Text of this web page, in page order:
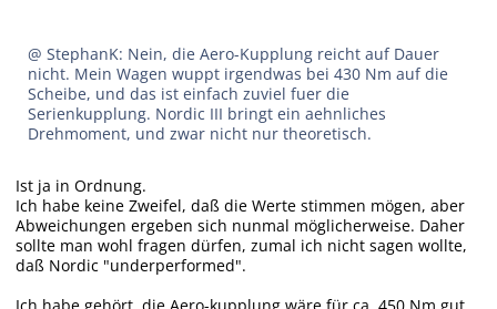
@ StephanK: Nein, die Aero-Kupplung reicht auf Dauer
nicht. Mein Wagen wuppt irgendwas bei 430 Nm auf die
Scheibe, und das ist einfach zuviel fuer die
Serienkupplung. Nordic III bringt ein aehnliches
Drehmoment, und zwar nicht nur theoretisch.
Ist ja in Ordnung.
Ich habe keine Zweifel, daß die Werte stimmen mögen, aber
Abweichungen ergeben sich nunmal möglicherweise. Daher
sollte man wohl fragen dürfen, zumal ich nicht sagen wollte,
daß Nordic "underperformed".